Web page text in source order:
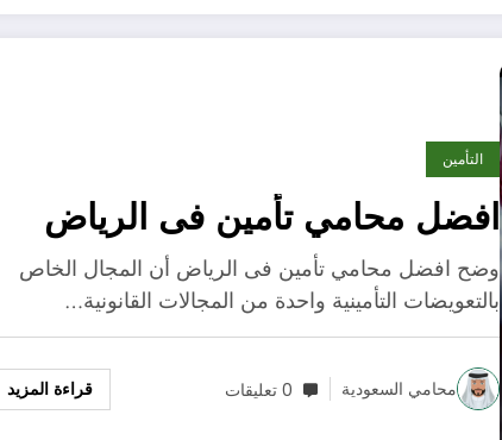
التأمين
افضل محامي تأمين فى الرياض
وضح افضل محامي تأمين فى الرياض أن المجال الخاص
بالتعويضات التأمينية واحدة من المجالات القانونية…
محامي السعودية 0 تعليقات قراءة المزيد